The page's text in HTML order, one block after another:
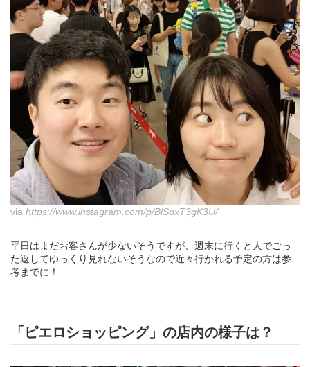
via https://www.instagram.com/p/BlSoxT3gK3U/
平日はまだお客さんが少ないそうですが、週末に行くと人でごっ
た返してゆっくり見れないそうなので近々行かれる予定の方は参
考までに！
「ピエロショッピング」の店内の様子は？